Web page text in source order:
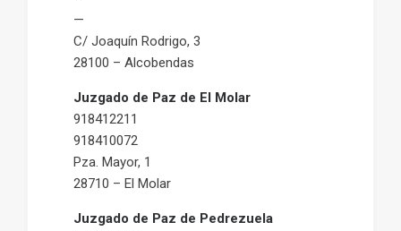
—
C/ Joaquín Rodrigo, 3
28100 – Alcobendas
Juzgado de Paz de El Molar
918412211
918410072
Pza. Mayor, 1
28710 – El Molar
Juzgado de Paz de Pedrezuela